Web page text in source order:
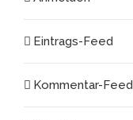
Eintrags-Feed
Kommentar-Feed